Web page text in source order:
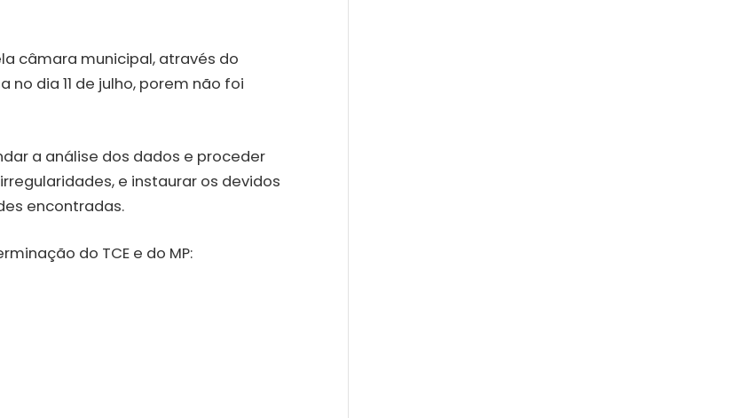
câmara municipal, através do
no dia 11 de julho, porem não foi
a análise dos dados e proceder
e instaurar os devidos
encontradas.
do TCE e do MP: